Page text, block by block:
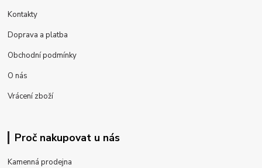
Kontakty
Doprava a platba
Obchodní podmínky
O nás
Vrácení zboží
Proč nakupovat u nás
Kamenná prodejna